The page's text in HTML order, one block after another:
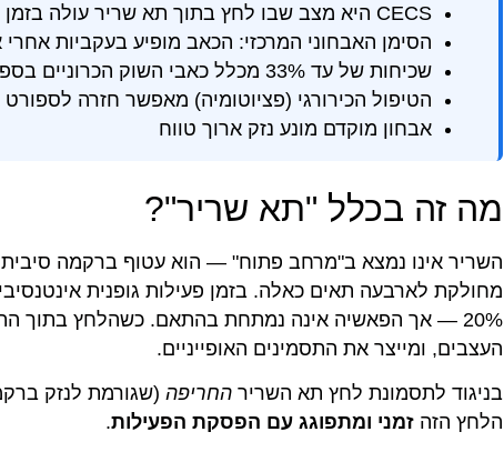
CECS היא מצב שבו לחץ בתוך תא שריר עולה בזמן מאמץ ופוגע בזרימת הדם
הסימן האבחוני המרכזי: הכאב מופיע בעקביות
שכיחות של עד 33% מכלל כאבי השוק הכרוניים בספורטאים פעילים
הטיפול הכירורגי (פציוטומיה) מאפשר חזרה לספורט ב-65–100%
אבחון מוקדם מונע נזק ארוך טווח
מה זה בכלל "תא שריר"?
השריר אינו נמצא ב"מרחב פתוח" — הוא עטוף ברקמה
מחולקת לארבעה תאים כאלה. בזמן פעילות גופנית
20% — אך הפאשיה אינה נמתחת בהתאם. כשהלחץ בתוך
העצבים, ומייצר את התסמינים האופייניים.
בניגוד לתסמונת לחץ תא השריר החריפה
הלחץ הזה זמני ומתפוגג עם הפסקת הפעילות.